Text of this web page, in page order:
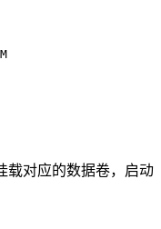
M
载对应的数据卷，启动